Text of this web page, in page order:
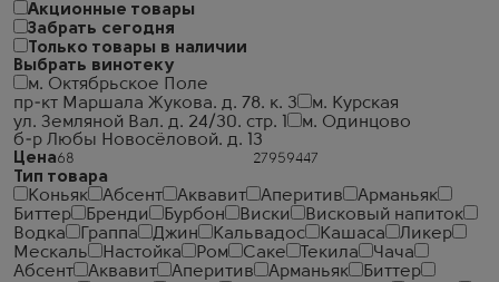
Акционные товары
Забрать сегодня
Только товары в наличии
Выбрать винотеку
м. Октябрьское Поле
пр-кт Маршала Жукова. д. 78. к. 3
м. Курская
ул. Земляной Вал. д. 24/30. стр. 1
м. Одинцово
б-р Любы Новосёловой. д. 13
Цена
Тип товара
Коньяк
Абсент Аквавит Аперитив
Арманьяк
Биттер
Бренди Бурбон Виски
Висковый напиток
Водка
Граппа Джин Кальвадос Кашаса
Ликер
Мескаль
Настойка Ром Саке Текила
Чача
Абсент
Аквавит Аперитив Арманьяк
Биттер